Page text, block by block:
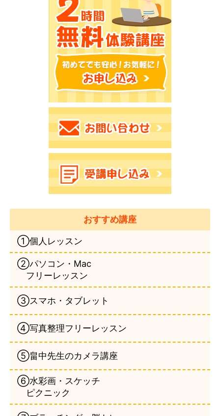
おすすめ講座
①個人レッスン
②パソコン・Mac
フリーレッスン
③スマホ・タブレット
④写真整理フリーレッスン
⑤畠中先生のカメラ講座
⑥水彩画・スケッチ
ピクニック